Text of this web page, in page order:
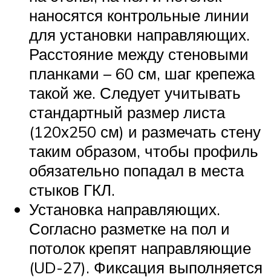
наносятся контрольные линии
для установки направляющих.
Расстояние между стеновыми
планками – 60 см, шаг крепежа
такой же. Следует учитывать
стандартный размер листа
(120х250 см) и размечать стену
таким образом, чтобы профиль
обязательно попадал в места
стыков ГКЛ.
Установка направляющих.
Согласно разметке на пол и
потолок крепят направляющие
(UD-27). Фиксация выполняется